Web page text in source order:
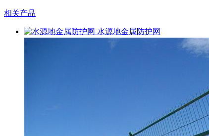
相关产品
水源地金属防护网